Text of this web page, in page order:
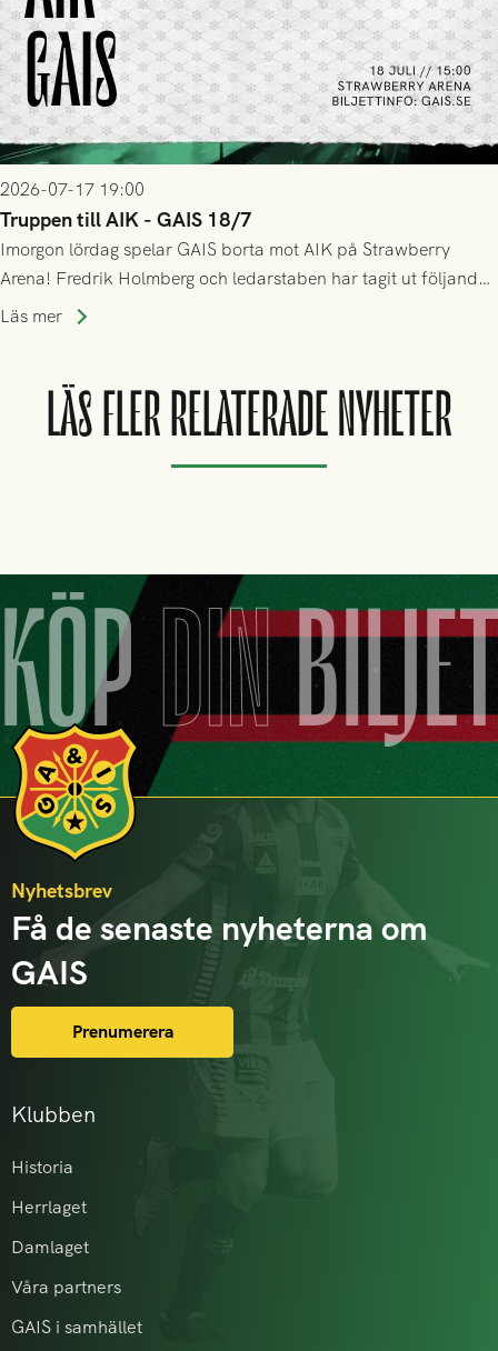
2026-07-17 19:00
Truppen till AIK - GAIS 18/7
Imorgon lördag spelar GAIS borta mot AIK på Strawberry
Arena! Fredrik Holmberg och ledarstaben har tagit ut följande
trupp till matchen:
Läs mer
LÄS FLER RELATERADE NYHETER
KÖPDIN
Klubben
Historia
Herrlaget
Damlaget
Våra partners
GAIS i samhället
Nyhetsbrev
Få de senaste nyheterna om
GAIS
Prenumerera